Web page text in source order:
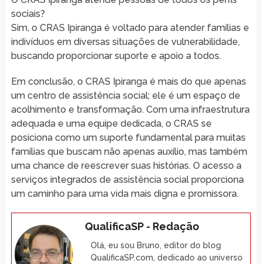
sociais?
Sim, o CRAS Ipiranga é voltado para atender famílias e
indivíduos em diversas situações de vulnerabilidade,
buscando proporcionar suporte e apoio a todos.
Em conclusão, o CRAS Ipiranga é mais do que apenas
um centro de assistência social; ele é um espaço de
acolhimento e transformação. Com uma infraestrutura
adequada e uma equipe dedicada, o CRAS se
posiciona como um suporte fundamental para muitas
famílias que buscam não apenas auxílio, mas também
uma chance de reescrever suas histórias. O acesso a
serviços integrados de assistência social proporciona
um caminho para uma vida mais digna e promissora.
QualificaSP - Redação
Olá, eu sou Bruno, editor do blog
QualificaSP.com, dedicado ao universo